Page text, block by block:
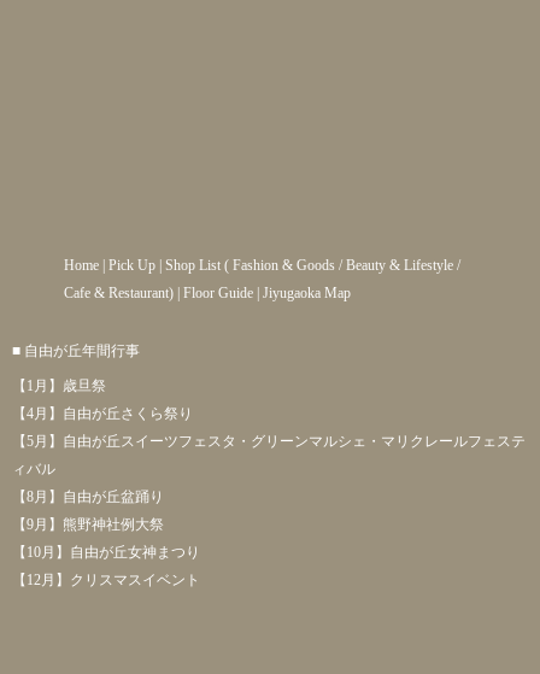
Home| Pick Up| Shop List( Fashion & Goods / Beauty & Lifestyle/
Cafe & Restaurant) | Floor Guide| Jiyugaoka Map
■ 自由が丘年間行事
【1月】歳旦祭
【4月】自由が丘さくら祭り
【5月】自由が丘スイーツフェスタ・グリーンマルシェ・マリクレールフェステ
ィバル
【8月】自由が丘盆踊り
【9月】熊野神社例大祭
【10月】自由が丘女神まつり
【12月】クリスマスイベント